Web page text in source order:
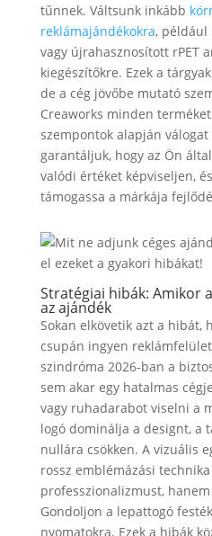
tűnnek. Váltsunk inkább
reklámajándékokra, például
vagy újrahasznosított rPET
kiegészítőkre. Ezek a
de a cég jövőbe mutató
Creaworks minden
szempontok alapján
garantáljuk, hogy az Ön
valódi értéket képviseljen,
támogassa a márkája
Stratégiai hibák: Amikor
az ajándék
Sokan elkövetik azt a hibát,
csupán ingyen
szindróma 2026-ban a
sem akar egy hatalmas
vagy ruhadarabot viselni a
logó dominálja a designt, a
nullára csökken. A vizuális
rossz emblémázási
professzionalizmust,
Gondoljon a lepattogó
nyomatokra. Ezek a hibák